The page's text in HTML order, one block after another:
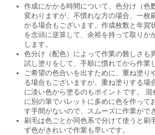
作成にかかる時間について、色分け（色
変わりますが、不慣れな方の場合、一枚
かる場合もございます。作成枚数と年賀
を念頭に逆算して、余裕を持って取りか
します。
色分け（配色）によって作業の難しさも
試し塗りをして、手順に慣れてから作業
ご希望の色合いを出すために、重ね塗り
る場合もございますが、重ね塗りする場
に淡い色から塗るのもポイントです。
に別の筆でパレットに多めに色を作って
す手間がないので、スムーズに作業がで
刷毛は色ごとか同色系で分けて使うと刷
ず色がきれいで作業も早いです。